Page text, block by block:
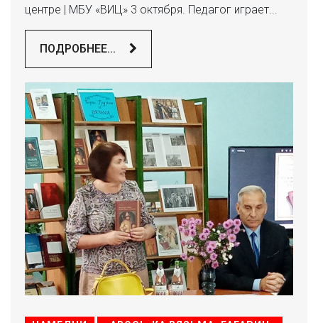
центре | МБУ «ВИЦ» 3 октября. Педагог играет...
ПОДРОБНЕЕ...